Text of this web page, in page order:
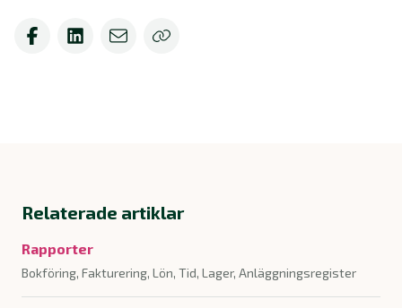
Relaterade artiklar
Rapporter
Bokföring, Fakturering, Lön, Tid, Lager, Anläggningsregister